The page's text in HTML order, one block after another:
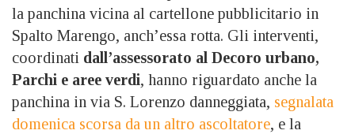
la panchina vicina al cartellone pubblicitario in
Spalto Marengo, anch’essa rotta. Gli interventi,
coordinati dall’assessorato al Decoro urbano,
Parchi e aree verdi, hanno riguardato anche la
panchina in via S. Lorenzo danneggiata, segnalata
domenica scorsa da un altro ascoltatore, e la